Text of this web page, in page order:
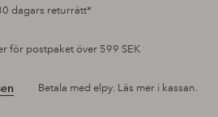
dagars returrätt*
för postpaket över 599 SEK
Betala med elpy. Läs mer i kassan.